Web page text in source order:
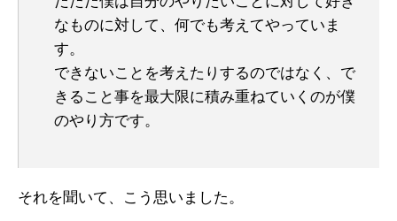
なものに対して、何でも考えてやっていま
す。
できないことを考えたりするのではなく、で
きること事を最大限に積み重ねていくのが僕
のやり方です。
それを聞いて、こう思いました。